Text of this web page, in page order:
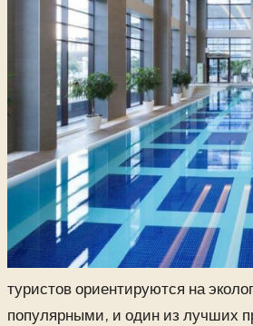
туристов ориентируются на
популярными, и один из лучших